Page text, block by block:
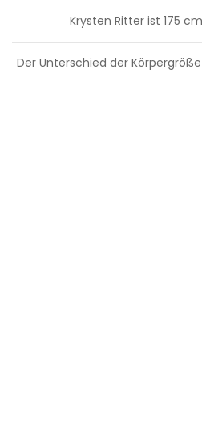
Krysten Ritter ist 175
Der Unterschied der